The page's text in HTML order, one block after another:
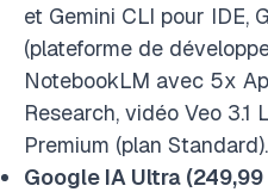
et Gemini CLI pour IDE,
(plateforme de
NotebookLM avec 5x
Research, vidéo Veo 3.1
Premium (plan Standard).
Google IA Ultra